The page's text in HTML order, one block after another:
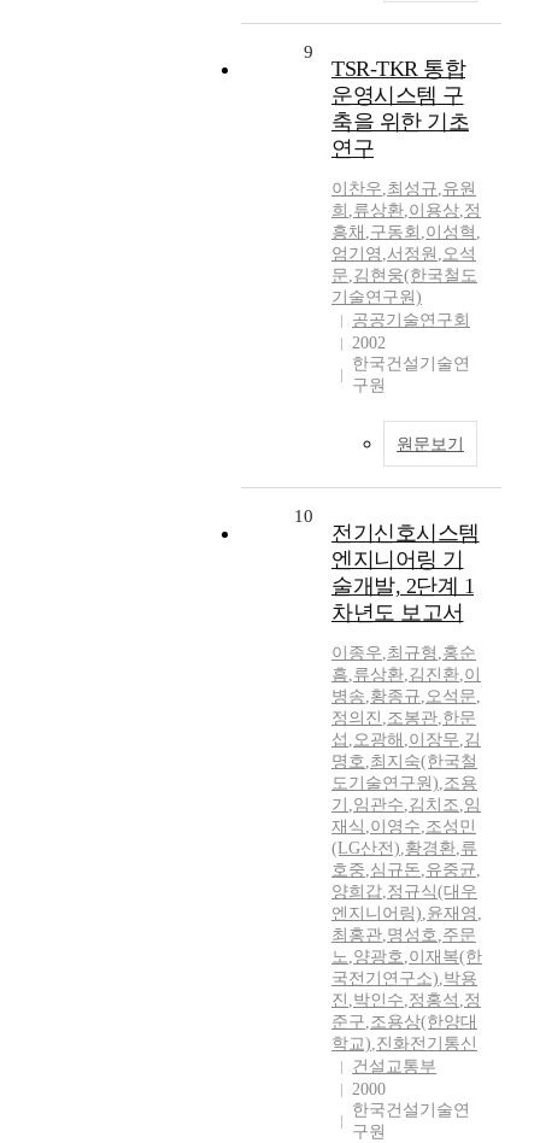
9
TSR-TKR 통합
운영시스템 구
축을 위한 기초
연구
이찬우,최성규,유원
희 ,류상환,이용상,정
흥채 ,구동회 ,이성혁 ,
엄기영 ,서정원 ,오석
문,김현웅(한국철도
기술연구원)
공공기술연구회
2002
한국건설기술연
구원
원문보기
10
전기신호시스템
엔지니어링 기
술개발, 2단계 1
차년도 보고서
이종우,최규형 ,홍순
흠,류상환,김진환,이
병송,황종규,오석문,
정의진 ,조봉관,한문
섭 ,오광해 ,이장무,김
명호,최지숙(한국철
도기술연구원),조용
기 ,임관수,김치조,임
재식 ,이영수,조성민
(LG산전),황경환,류
호중,심규돈,유중균,
양희갑,정규식(대우
엔지니어링),윤재영 ,
최홍관,명성호,주문
노,양광호,이재복(한
국전기연구소),박용
진 ,박인수,정홍석 ,정
준구,조용상(한양대
학교),진화전기통신
건설교통부
2000
한국건설기술연
구원